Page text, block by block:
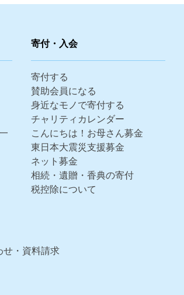
寄付・入会
寄付する
賛助会員になる
身近なモノで寄付する
チャリティカレンダー
こんにちは！お母さん募金
東日本大震災支援募金
ネット募金
相続・遺贈・香典の寄付
税控除について
せ・資料請求